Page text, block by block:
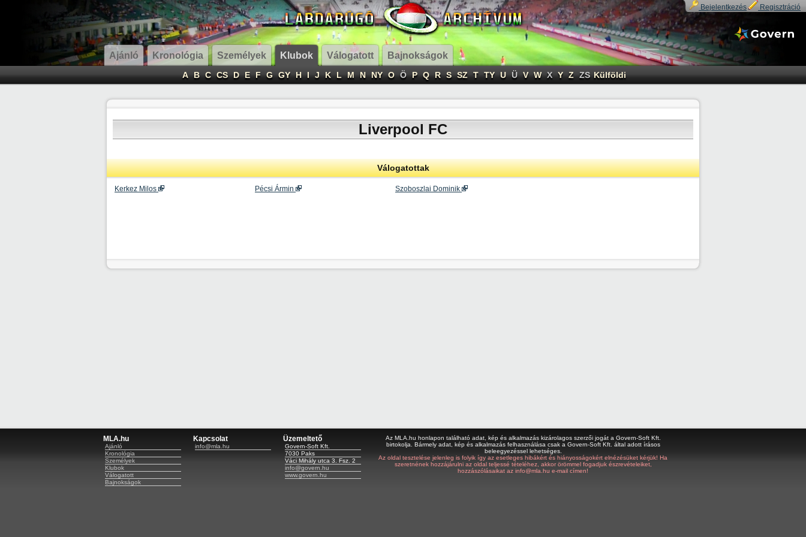
Bejelentkezés Regisztráció
Ajánló Kronológia Személyek Klubok Válogatott Bajnokságok
A B C CS D E F G GY H I J K L M N NY O Ö P Q R S SZ T TY U Ü V W X Y Z ZS Külföldi
Liverpool FC
Válogatottak
Kerkez Milos Pécsi Ármin Szoboszlai Dominik
MLA.hu
Ajánló
Kronológia
Személyek
Klubok
Válogatott
Bajnokságok
Kapcsolat
info@mla.hu
Üzemeltető
Govern-Soft Kft.
7030 Paks
Váci Mihály utca 3. Fsz. 2
info@govern.hu
www.govern.hu
Az MLA.hu honlapon található adat, kép és alkalmazás kizárolagos szerzői jogát a Govern-Soft Kft.
birtokolja. Bármely adat, kép és alkalmazás felhasználása csak a Govern-Soft Kft. által adott írásos
beleegyezéssel lehetséges.
Az oldal tesztelése jelenleg is folyik így az esetleges hibákért és hiányosságokért elnézésüket kérjük! Ha
szeretnének hozzájárulni az oldal teljessé tételéhez, akkor örömmel fogadjuk észrevételeiket,
hozzászólásaikat az info@mla.hu e-mail címen!